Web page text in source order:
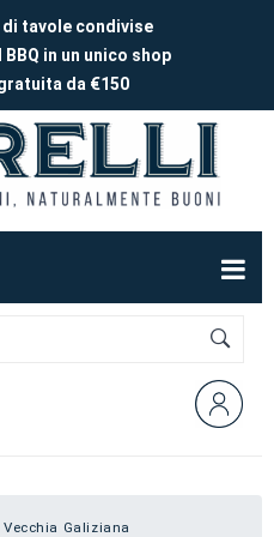
tavole condivise
in un unico shop
da €150
Galiziana